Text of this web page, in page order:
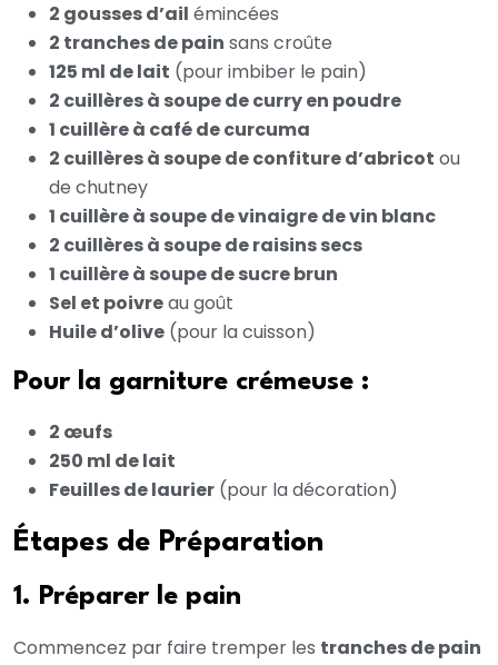
2 gousses d’ail émincées
2 tranches de pain sans croûte
125 ml de lait (pour imbiber le pain)
2 cuillères à soupe de curry en poudre
1 cuillère à café de curcuma
2 cuillères à soupe de confiture d’abricot ou
de chutney
1 cuillère à soupe de vinaigre de vin blanc
2 cuillères à soupe de raisins secs
1 cuillère à soupe de sucre brun
Sel et poivreau goût
Huile d’olive (pour la cuisson)
Pour la garniture crémeuse :
2 œufs
250 ml de lait
Feuilles de laurier (pour la décoration)
Étapes de Préparation
1. Préparer le pain
Commencez par faire tremper les tranches de pain